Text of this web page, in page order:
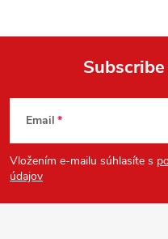
F
o
o
Email
Vložením e-mailu súhlasíte s
údajov